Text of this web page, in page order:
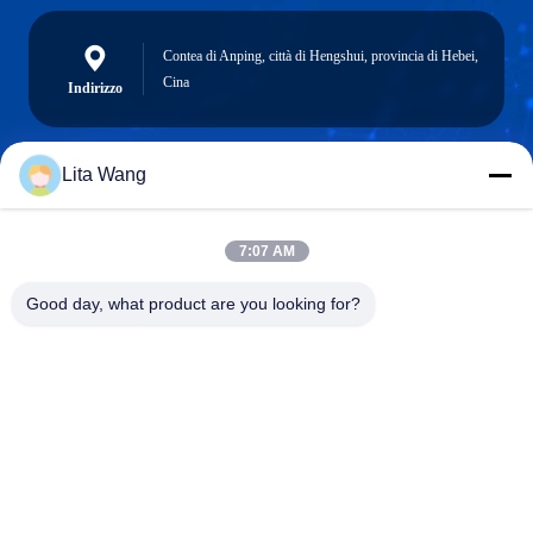
Indirizzo
Contea di Anping, città di Hengshui, provincia di Hebei,
Cina
lita@screenmeshnet.com
Lita Wang
7:07 AM
Good day, what product are you looking for?